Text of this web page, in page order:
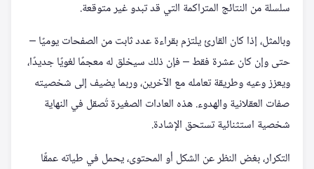
سلسلة من النتائج المتراكمة التي قد تبدو غير متوقعة.
وبالمثل، إذا كان القارئ يلتزم بقراءة عدد ثابت من الصفحات يوميًا –
حتى وإن كان عشرة فقط – فإن ذلك سيخلق له معجمًا لغويًا جديدًا،
ويعزز وعيه وطريقة تعامله مع الآخرين، وربما يضيف إلى شخصيته
صفات العقلانية والهدوء. هذه العادات الصغيرة تُصقل في النهاية
شخصية استثنائية تستحق الإشادة.
التكرار، بغض النظر عن الشكل أو المحتوى، يحمل في طياته عمقًا